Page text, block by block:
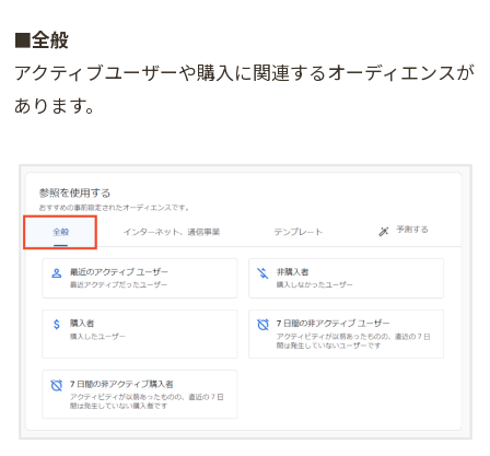
■全般
アクティブユーザーや購入に関連するオーディエンスが
あります。